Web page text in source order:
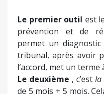
Le premier outil est le
prévention et de
permet un
tribunal, après avoir
l’accord, met un
Le deuxième , c’est la
de 5 mois + 5 mois.